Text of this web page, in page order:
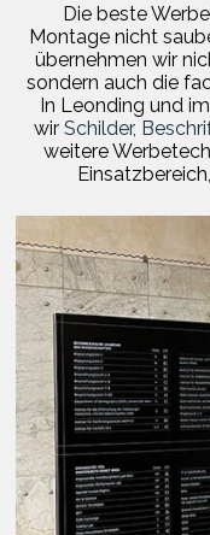
Die beste
Montage nicht
übernehmen wir
sondern auch die
In Leonding und
wir Schilder,
weitere